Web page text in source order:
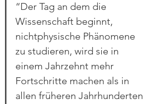
“Der Tag an dem die
Wissenschaft beginnt,
nichtphysische Phänomene
zu studieren, wird sie in
einem Jahrzehnt mehr
Fortschritte machen als in
allen früheren Jahrhunderten